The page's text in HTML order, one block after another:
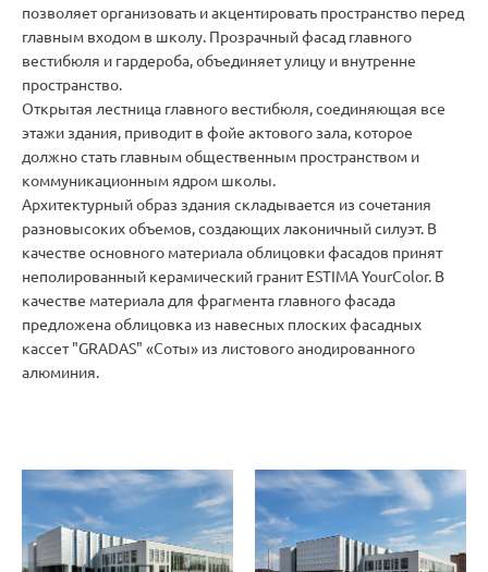
позволяет организовать и акцентировать пространство перед
главным входом в школу. Прозрачный фасад главного
вестибюля и гардероба, объединяет улицу и внутренне
пространство.
Открытая лестница главного вестибюля, соединяющая все
этажи здания, приводит в фойе актового зала, которое
должно стать главным общественным пространством и
коммуникационным ядром школы.
Архитектурный образ здания складывается из сочетания
разновысоких объемов, создающих лаконичный силуэт. В
качестве основного материала облицовки фасадов принят
неполированный керамический гранит ESTIMA YourColor. В
качестве материала для фрагмента главного фасада
предложена облицовка из навесных плоских фасадных
кассет "GRADAS" «Соты» из листового анодированного
алюминия.